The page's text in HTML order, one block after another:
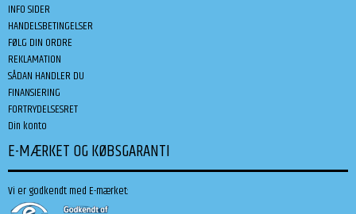
INFO SIDER
HANDELSBETINGELSER
FØLG DIN ORDRE
REKLAMATION
SÅDAN HANDLER DU
FINANSIERING
FORTRYDELSESRET
Din konto
E-MÆRKET OG KØBSGARANTI
Vi er godkendt med E-mærket: